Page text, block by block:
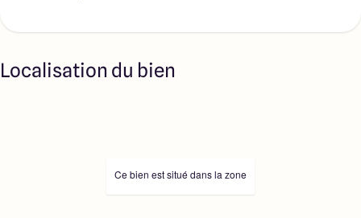
Localisation du bien
Ce bien est situé dans la zone